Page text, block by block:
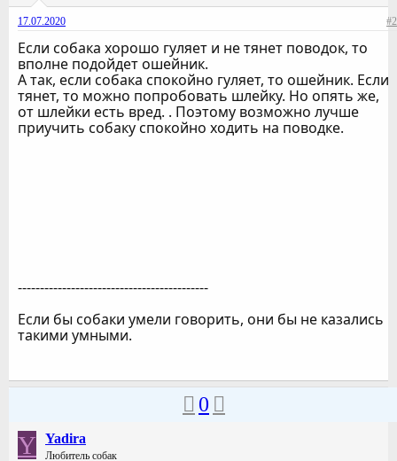
17.07.2020 #2
Если собака хорошо гуляет и не тянет поводок, то
вполне подойдет ошейник.
А так, если собака спокойно гуляет, то ошейник. Если
тянет, то можно попробовать шлейку. Но опять же,
от шлейки есть вред. . Поэтому возможно лучше
приучить собаку спокойно ходить на поводке.
-------------------------------------------
Если бы собаки умели говорить, они бы не казались
такими умными.
0
Y Yadira
Любитель собак